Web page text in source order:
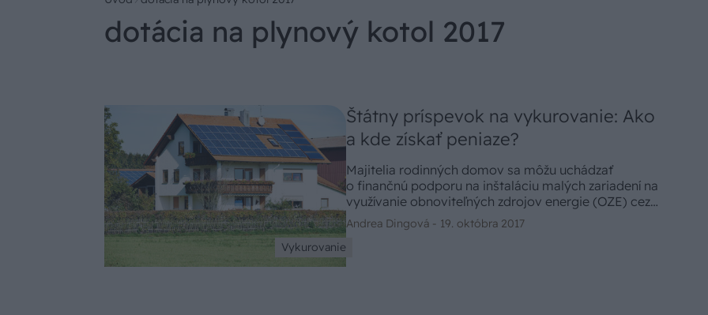
dotácia na plynový kotol 2017
Vykurovanie
Štátny príspevok na vykurovanie: Ako
a kde získať peniaze?
Majitelia rodinných domov sa môžu uchádzať
o finančnú podporu na inštaláciu malých zariadení na
využívanie obnoviteľných zdrojov energie (OZE) cez
národný projekt Slovenskej inovačnej a energetickej
agentúry (SIEA) s názvom Zelená domácnostiam.
Andrea Dingová - 19. októbra 2017